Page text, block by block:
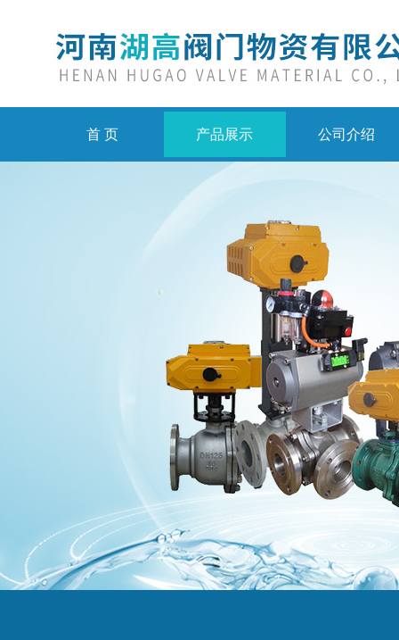
首 页 产品展示 公司介绍